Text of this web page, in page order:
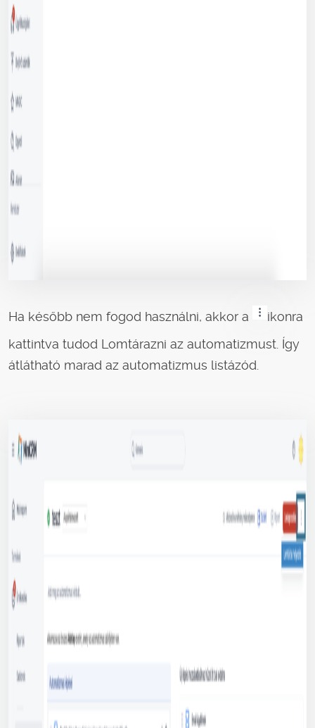
Ha később nem fogod használni, akkor a
ikonra
kattintva tudod Lomtárazni az automatizmust. Így
átlátható marad az automatizmus listázód.